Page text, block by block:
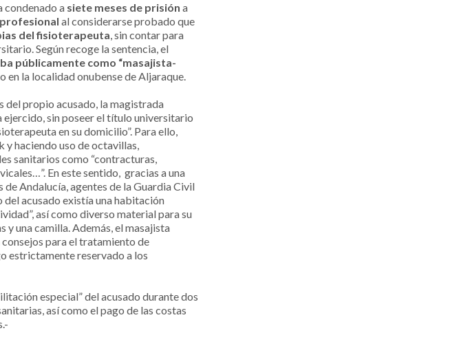
condenado a siete meses de prisión a
al considerarse probado que
del fisioterapeuta, sin contar para
Según recoge la sentencia, el
públicamente como “masajista-
en la localidad onubense de Aljaraque.
del propio acusado, la magistrada
ejercido, sin poseer el título universitario
en su domicilio”. Para ello,
haciendo uso de octavillas,
sanitarios como “contracturas,
En este sentido, gracias a una
Andalucía, agentes de la Guardia Civil
acusado existía una habitación
así como diverso material para su
una camilla. Además, el masajista
para el tratamiento de
estrictamente reservado a los
especial” del acusado durante dos
así como el pago de las costas